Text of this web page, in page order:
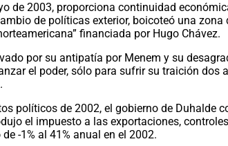
de 2003, proporciona continuidad
de políticas exterior, boicoteó una
financiada por Hugo Chávez.
por su antipatía por Menem y su
el poder, sólo para sufrir su traición dos
políticos de 2002, el gobierno de Duhalde
el impuesto a las exportaciones,
-1% al 41% anual en el 2002.